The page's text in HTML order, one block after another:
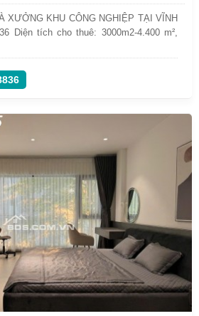
XƯỞNG KHU CÔNG NGHIỆP TẠI VĨNH
Diện tích cho thuê: 3000m2-4.400 m²,